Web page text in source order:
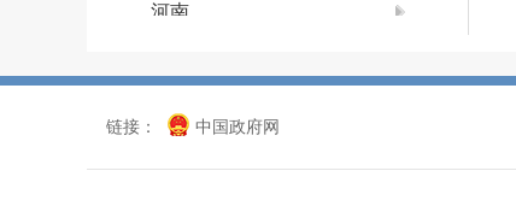
河南
湖北
链接： 中国政府网